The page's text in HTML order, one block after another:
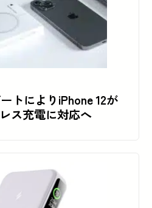
トによりiPhone 12が
ス充電に対応へ